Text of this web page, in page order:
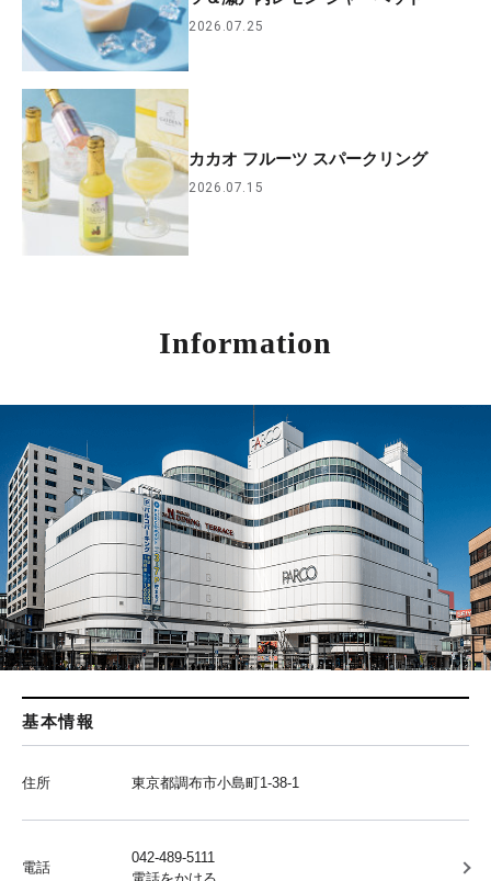
2026.07.25
カカオ フルーツ スパークリング
2026.07.15
Information
基本情報
住所 東京都調布市小島町1-38-1
電話
042-489-5111